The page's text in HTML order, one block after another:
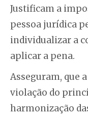
Justificam a
pessoa jurídica
individualizar a
aplicar a pena.
Asseguram, que
violação do
harmonização